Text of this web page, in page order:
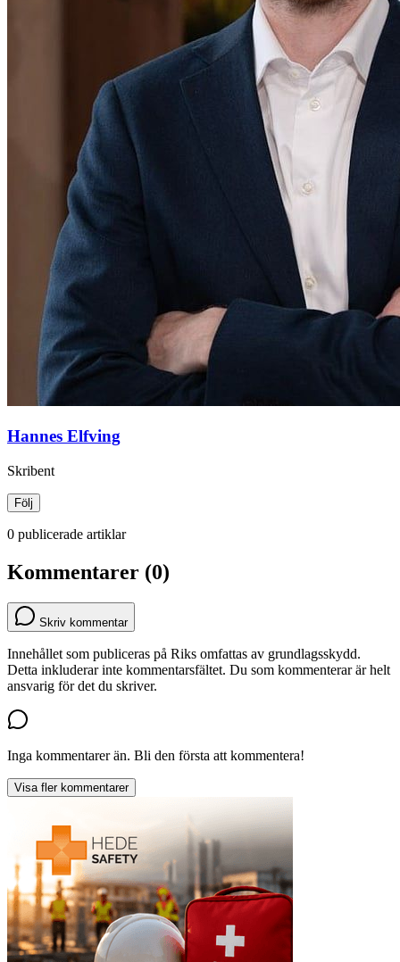
Hannes Elfving
Skribent
Följ
0 publicerade artiklar
Kommentarer (0)
Skriv kommentar
Innehållet som publiceras på Riks omfattas av grundlagsskydd.
Detta inkluderar inte kommentarsfältet. Du som kommenterar är helt
ansvarig för det du skriver.
Inga kommentarer än. Bli den första att kommentera!
Visa fler kommentarer